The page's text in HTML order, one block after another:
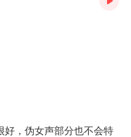
好，伪女声部分也不会特